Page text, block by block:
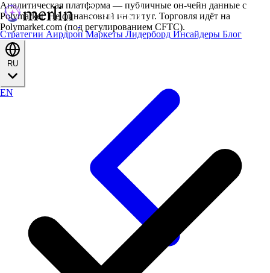
Стратегии АирдропМаркеты Лидерборд Инсайдеры Блог
EN
Аналитическая платформа — публичные он-чейн данные с
Polymarket. Не финансовый институт. Торговля идёт на
Polymarket.com (под регулированием CFTC).